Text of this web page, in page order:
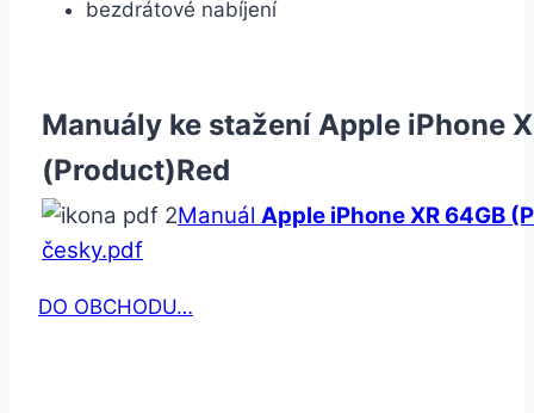
bezdrátové nabíjení
Manuály ke stažení Apple iPhone
(Product)Red
Manuál Apple iPhone XR 64GB
česky.pdf
DO OBCHODU…